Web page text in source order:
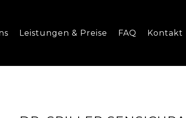
Leistungen & Preise FAQ Kontakt